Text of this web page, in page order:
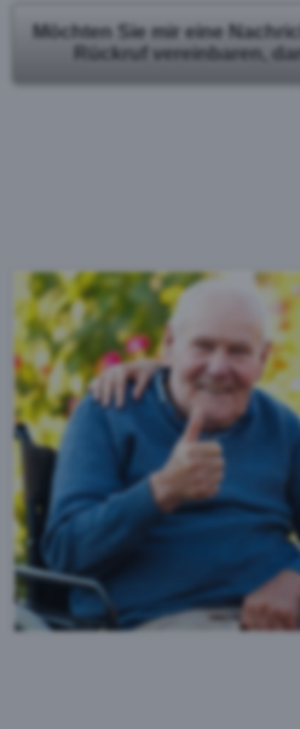
Möchten Sie mir eine
Rückruf vereinbaren,